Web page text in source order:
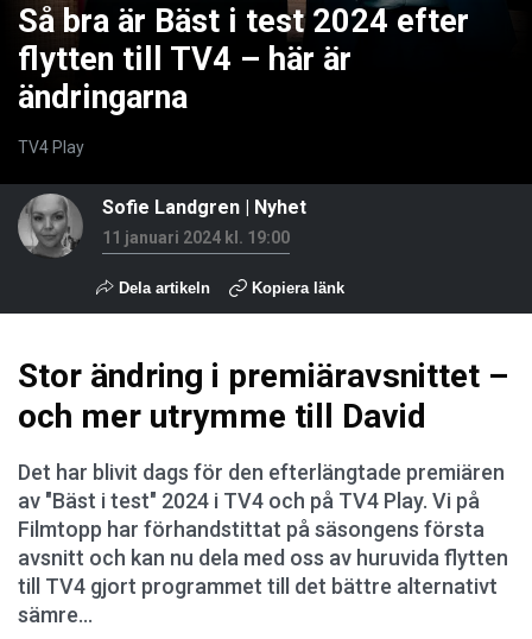
Så bra är Bäst i test 2024 efter
flytten till TV4 – här är
ändringarna
TV4 Play
Sofie Landgren | Nyhet
11 januari 2024 kl. 19:00
Dela artikeln Kopiera länk
Stor ändring i premiäravsnittet –
och mer utrymme till David
Det har blivit dags för den efterlängtade premiären
av "Bäst i test" 2024 i TV4 och på TV4 Play. Vi på
Filmtopp har förhandstittat på säsongens första
avsnitt och kan nu dela med oss av huruvida flytten
till TV4 gjort programmet till det bättre alternativt
sämre...